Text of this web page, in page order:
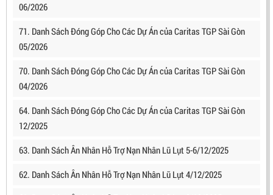
06/2026
71. Danh Sách Đóng Góp Cho Các Dự Án của Caritas TGP Sài Gòn
05/2026
70. Danh Sách Đóng Góp Cho Các Dự Án của Caritas TGP Sài Gòn
04/2026
64. Danh Sách Đóng Góp Cho Các Dự Án của Caritas TGP Sài Gòn
12/2025
63. Danh Sách Ân Nhân Hỗ Trợ Nạn Nhân Lũ Lụt 5-6/12/2025
62. Danh Sách Ân Nhân Hỗ Trợ Nạn Nhân Lũ Lụt 4/12/2025